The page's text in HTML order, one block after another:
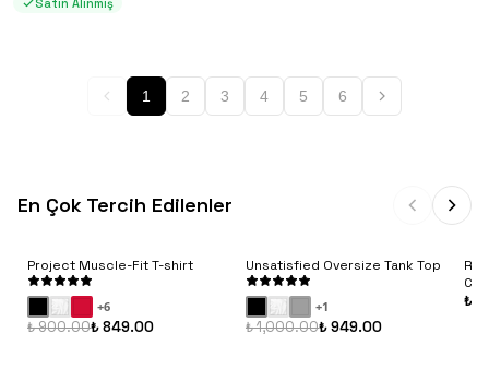
1 2 3 4 5 6
En Çok Tercih Edilenler
Project Muscle-Fit T-shirt
+6
₺ 900.00₺ 849.00
Unsatisfied Oversize Tank Top
+1
₺ 1,000.00₺ 949.00
₺